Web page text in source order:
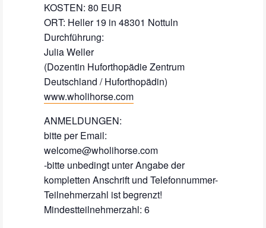
KOSTEN: 80 EUR
ORT: Heller 19 in 48301 Nottuln
Durchführung:
Julia Weller
(Dozentin Huforthopädie Zentrum
Deutschland / Huforthopädin)
www.wholihorse.com
ANMELDUNGEN:
bitte per Email:
welcome@wholihorse.com
-bitte unbedingt unter Angabe der
kompletten Anschrift und Telefonnummer-
Teilnehmerzahl ist begrenzt!
Mindestteilnehmerzahl: 6